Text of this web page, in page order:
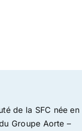
de la SFC née en
Groupe Aorte –